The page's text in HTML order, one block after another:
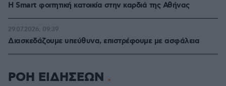
Η Smart φοιτητική κατοικία στην καρδιά της Αθήνας
Διασκεδάζουμε υπεύθυνα, επιστρέφουμε με ασφάλεια
29.07.2026, 09:39
ΡΟΗ ΕΙΔΗΣΕΩΝ